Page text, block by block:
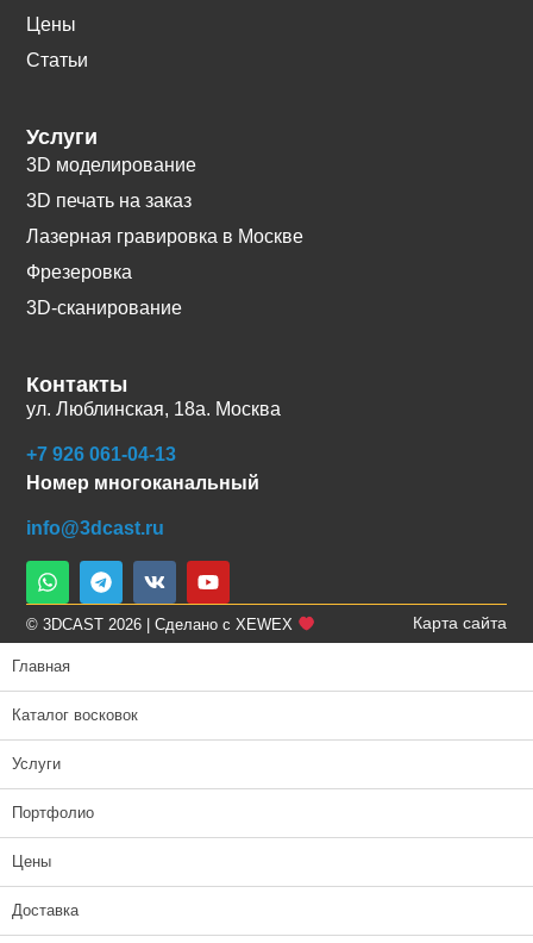
Цены
Статьи
Услуги
3D моделирование
3D печать на заказ
Лазерная гравировка в Москве
Фрезеровка
3D-сканирование
Контакты
ул. Люблинская, 18а. Москва
+7 926 061-04-13
Номер многоканальный
info@3dcast.ru
© 3DCAST 2026 | Сделано с XEWEX Карта сайта
Главная
Каталог восковок
Услуги
Портфолио
Цены
Доставка